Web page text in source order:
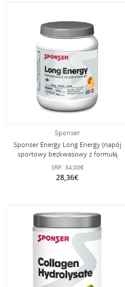
Sponser
Sponser Energy Long Energy (napój
sportowy bezkwasowy z formułą
Multi Carb) Brzoskwinia 1000g
puszka
SRP: 34,00€
28,36€